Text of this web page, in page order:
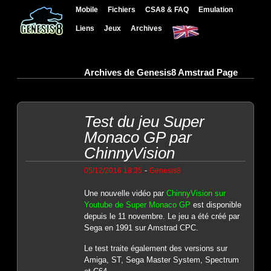
Mobile Fichiers CSA8 & FAQ Emulation
Liens Jeux Archives
Archives de Genesis8 Amstrad Page
Test du jeu Super
Monaco GP par
ChinnyVision
05/12/2016 18:35 - Genesis8
Une nouvelle vidéo par ChinnyVision sur
Youtube de Super Monaco GP est disponible
depuis le 11 novembre. Le jeu a été créé par
Sega en 1991 sur Amstrad CPC.
Le test traite également des versions sur
Amiga, ST, Sega Master System, Spectrum